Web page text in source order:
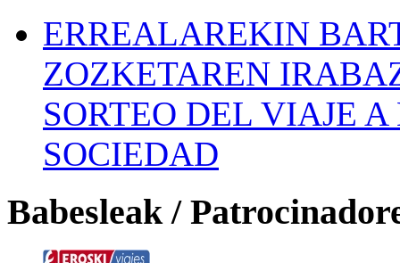
ERREALAREKIN
ZOZKETAREN
SORTEO DEL VIAJE
SOCIEDAD
Babesleak /